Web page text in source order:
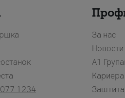
077 1234
За нас
Новости
А1
Кариера